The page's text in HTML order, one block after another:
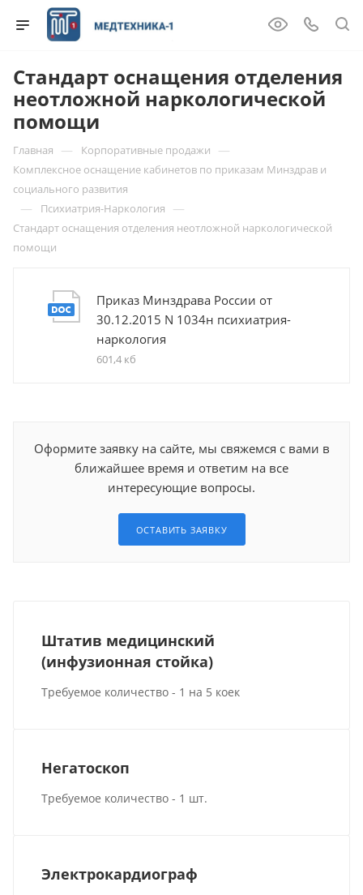
Стандарт оснащения отделения
неотложной наркологической
помощи
Главная — Корпоративные продажи —
Комплексное оснащение кабинетов по приказам Минздрав и
социального развития
— Психиатрия-Наркология —
Стандарт оснащения отделения неотложной наркологической
помощи
Приказ Минздрава России от
30.12.2015 N 1034н психиатрия-
наркология
601,4 кб
Оформите заявку на сайте, мы свяжемся с вами в
ближайшее время и ответим на все
интересующие вопросы.
ОСТАВИТЬ ЗАЯВКУ
Штатив медицинский
(инфузионная стойка)
Требуемое количество - 1 на 5 коек
Негатоскоп
Требуемое количество - 1 шт.
Электрокардиограф